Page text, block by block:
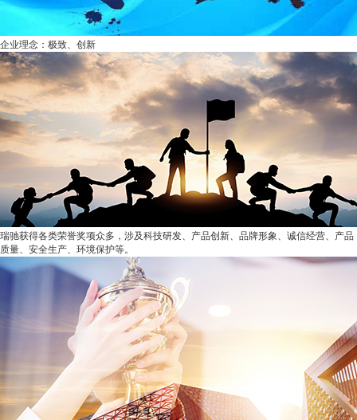
企业理念：极致、创新
瑞驰获得各类荣誉奖项众多，涉及科技研发、产品创新、品牌形象、诚信经营、产品
质量、安全生产、环境保护等。